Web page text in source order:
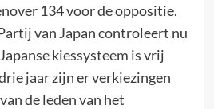
134 voor de oppositie.
van Japan controleert nu
kiessysteem is vrij
jaar zijn er verkiezingen
de leden van het